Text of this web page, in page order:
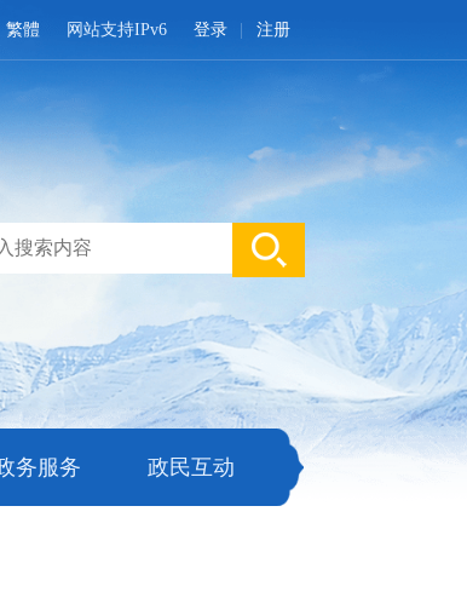
登录 注册
网站支持IPv6
繁體
务服务 政民互动